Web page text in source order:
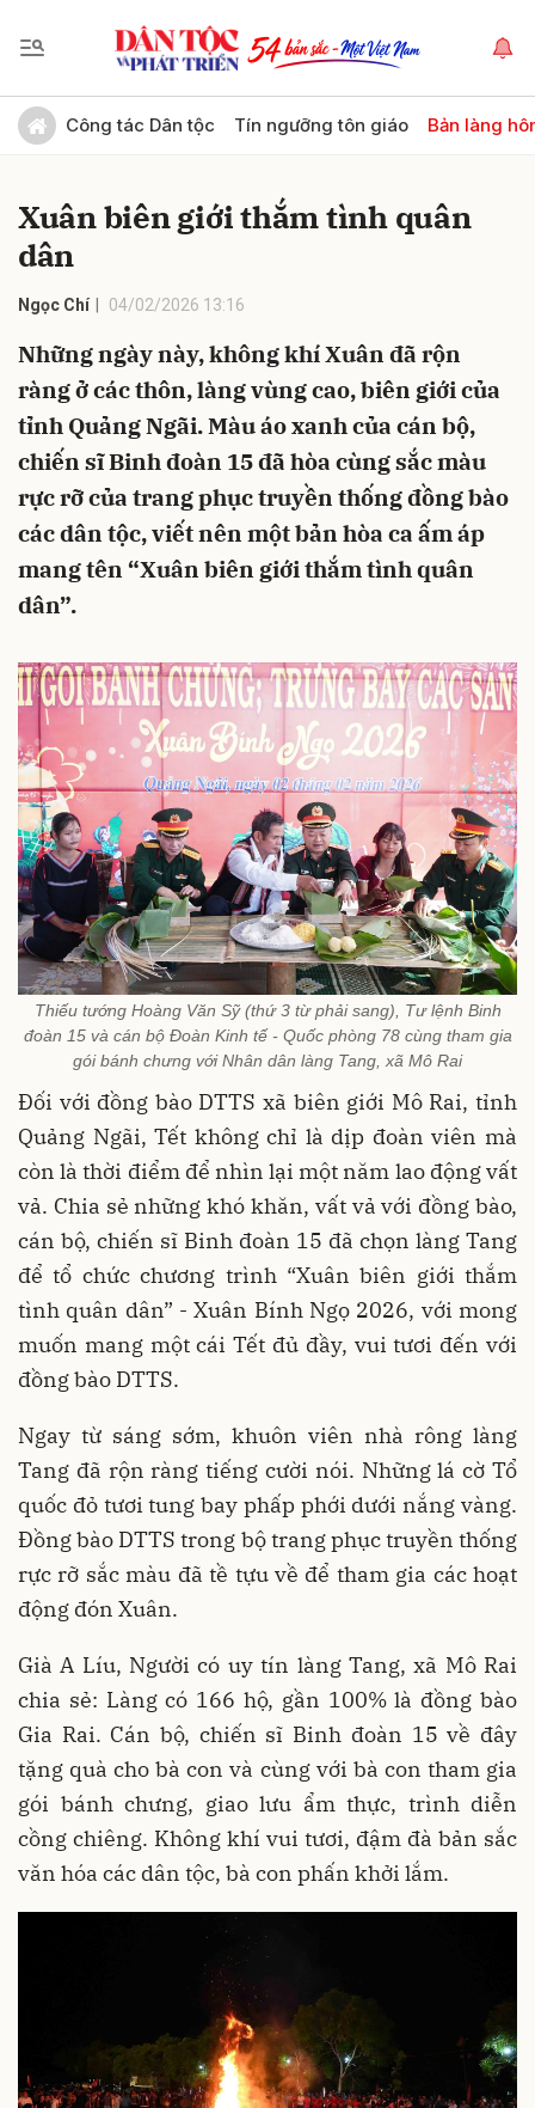
Công tác Dân tộc Tín ngưỡng tôn giáo Bản làng
Xuân biên giới thắm tình quân
dân
Ngọc Chí 04/02/2026 13:16
Những ngày này, không khí Xuân đã rộn
ràng ở các thôn, làng vùng cao, biên giới của
tỉnh Quảng Ngãi. Màu áo xanh của cán bộ,
chiến sĩ Binh đoàn 15 đã hòa cùng sắc màu
rực rỡ của trang phục truyền thống đồng bào
các dân tộc, viết nên một bản hòa ca ấm áp
mang tên “Xuân biên giới thắm tình quân
dân”.
Thiếu tướng Hoàng Văn Sỹ (thứ 3 từ phải sang), Tư lệnh Binh
đoàn 15 và cán bộ Đoàn Kinh tế - Quốc phòng 78 cùng tham gia
gói bánh chưng với Nhân dân làng Tang, xã Mô Rai
Đối với đồng bào DTTS xã biên giới Mô Rai, tỉnh
Quảng Ngãi, Tết không chỉ là dịp đoàn viên mà
còn là thời điểm để nhìn lại một năm lao động vất
vả. Chia sẻ những khó khăn, vất vả với đồng bào,
cán bộ, chiến sĩ Binh đoàn 15 đã chọn làng Tang
để tổ chức chương trình “Xuân biên giới thắm
tình quân dân” - Xuân Bính Ngọ 2026, với mong
muốn mang một cái Tết đủ đầy, vui tươi đến với
đồng bào DTTS.
Ngay từ sáng sớm, khuôn viên nhà rông làng
Tang đã rộn ràng tiếng cười nói. Những lá cờ Tổ
quốc đỏ tươi tung bay phấp phới dưới nắng vàng.
Đồng bào DTTS trong bộ trang phục truyền thống
rực rỡ sắc màu đã tề tựu về để tham gia các hoạt
động đón Xuân.
Già A Líu, Người có uy tín làng Tang, xã Mô Rai
chia sẻ: Làng có 166 hộ, gần 100% là đồng bào
Gia Rai. Cán bộ, chiến sĩ Binh đoàn 15 về đây
tặng quà cho bà con và cùng với bà con tham gia
gói bánh chưng, giao lưu ẩm thực, trình diễn
cồng chiêng. Không khí vui tươi, đậm đà bản sắc
văn hóa các dân tộc, bà con phấn khởi lắm.
Gửi bình luận
Hủy